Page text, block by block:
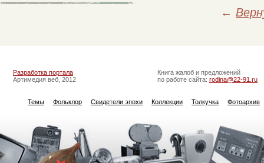
←
Разработка портала
Артимедия веб, 2012
Книга жалоб и предложений
по работе сайта: rodina@22-91.ru
Темы Фольклор Свидетели эпохи Коллекции Толкучка Фотоархив